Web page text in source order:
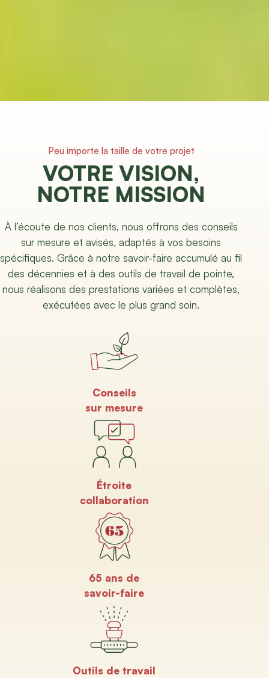
Peu importe la taille de votre projet
VOTRE VISION,
NOTRE MISSION
À l’écoute de nos clients, nous offrons des conseils
sur mesure et avisés, adaptés à vos besoins
spécifiques. Grâce à notre savoir-faire accumulé au fil
des décennies et à des outils de travail de pointe,
nous réalisons des prestations variées et complètes,
exécutées avec le plus grand soin.
Conseils
sur mesure
Étroite
collaboration
65 ans de
savoir-faire
Outils de travail